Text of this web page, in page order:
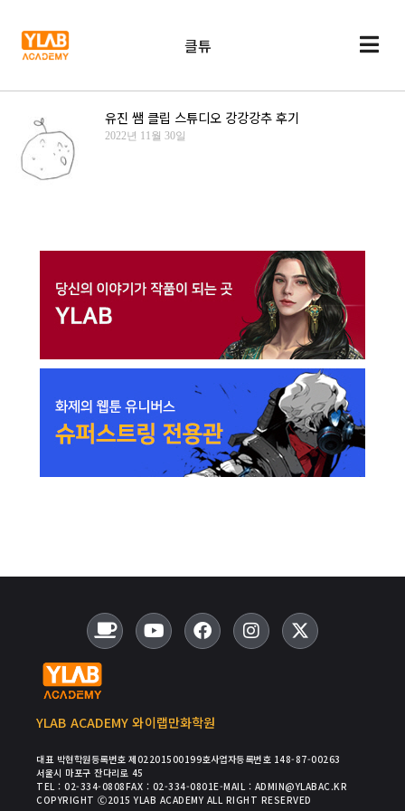
클튜
유진 쌤 클립 스튜디오 강강강추 후기
2022년 11월 30일
YLAB ACADEMY 와이랩만화학원
대표 박현학원등록번호 제02201500199호사업자등록번호 148-87-00263
서울시 마포구 잔다리로 45
TEL : 02-334-0808FAX : 02-334-0801E-MAIL : ADMIN@YLABAC.KR
COPYRIGHT Ⓒ2015 YLAB ACADEMY ALL RIGHT RESERVED